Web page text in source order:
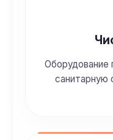
Оборудование
санитарную